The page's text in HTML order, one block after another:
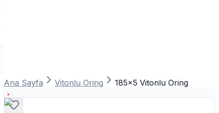
Ana Sayfa Vitonlu Oring 185x5 Vitonlu Oring